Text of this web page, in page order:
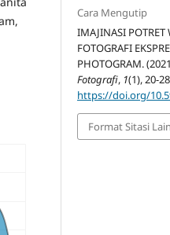
Cara Mengutip
IMAJINASI POTRET
FOTOGRAFI
PHOTOGRAM.
Fotografi, 1(1), 20-
https://doi.org/
Format Sitasi